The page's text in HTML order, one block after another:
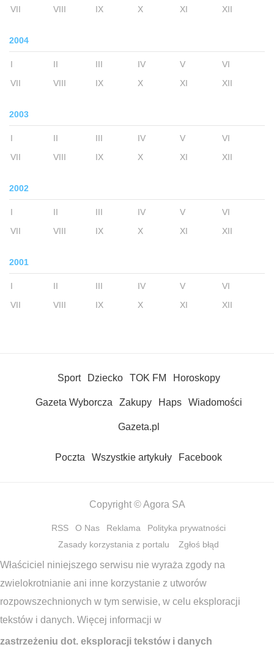
VII
VIII IX X XI XII
2004
I II III IV V
VI
VII
VIII IX X XI XII
2003
I II III IV V
VI
VII
VIII IX X XI XII
2002
I II III IV V
VI
VII
VIII IX X XI XII
2001
I II III IV V
VI
VII
VIII IX X XI XII
Sport Dziecko TOK FM Horoskopy
Gazeta Wyborcza Zakupy Haps Wiadomości
Gazeta.pl
Poczta Wszystkie artykuły Facebook
Copyright © Agora SA
RSS O Nas Reklama
Polityka prywatności
Zasady korzystania z portalu
Zgłoś błąd
Właściciel niniejszego serwisu nie wyraża zgody na
zwielokrotnianie ani inne korzystanie z utworów
rozpowszechnionych w tym serwisie, w celu eksploracji
tekstów i danych. Więcej informacji w
zastrzeżeniu dot. eksploracji tekstów i danych